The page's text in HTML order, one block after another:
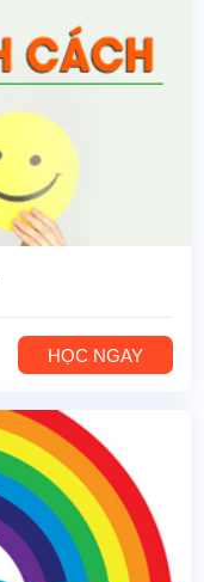
HỌC NGAY